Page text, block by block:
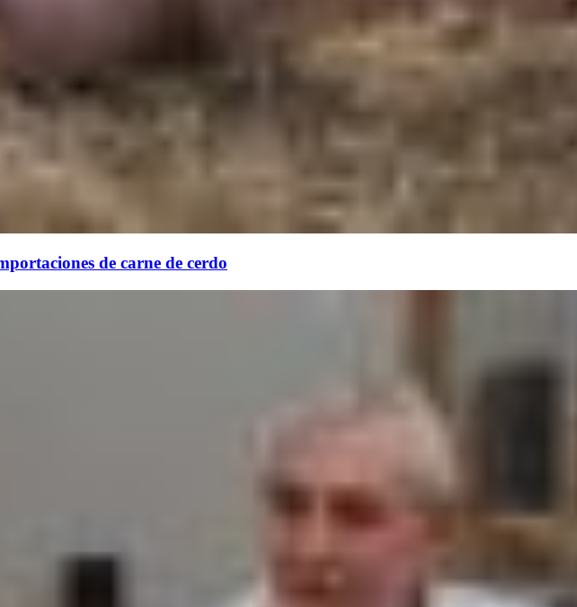
de carne de cerdo